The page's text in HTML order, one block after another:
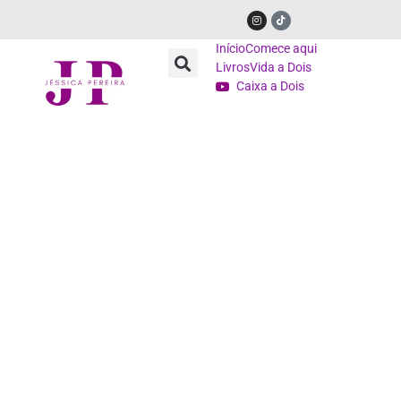
InícioComece aqui
LivrosVida a Dois
Caixa a Dois